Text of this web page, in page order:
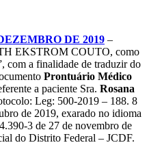
DE 2019 –
EKSTROM COUTO, como
com a finalidade de traduzir do
Prontuário Médico
a paciente Sra. Rosana
Leg: 500-2019 – 188. 8
de 2019, exarado no idioma
3 de 27 de novembro de
do Distrito Federal – JCDF.